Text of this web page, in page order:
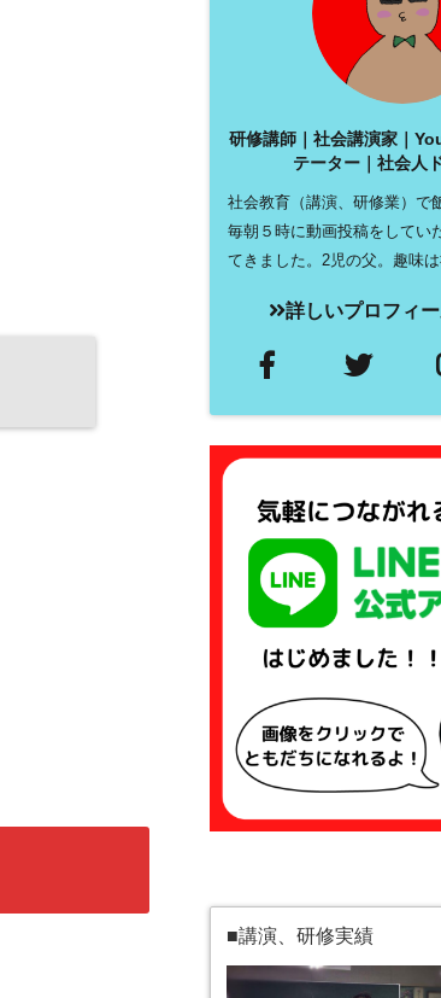
研修講師｜社会講演家｜
テーター｜社会人
社会教育（講演、研修業）で
毎朝５時に動画投稿をしてい
てきました。2児の父。趣味は
詳しいプロフィ
■講演、研修実績